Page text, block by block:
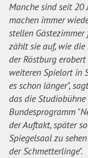
Manche sind seit 20
machen immer
stellen Gästezimmer
zählt sie auf, wie
der Röstburg
weiteren Spielort in
es schon länger",
das die
Bundesprogramm
der Auftakt, später
Spiegelsaal zu
der Schmetterlinge".